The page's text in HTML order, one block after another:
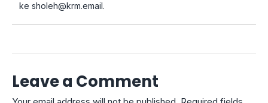
ke sholeh@krm.email.
Leave a Comment